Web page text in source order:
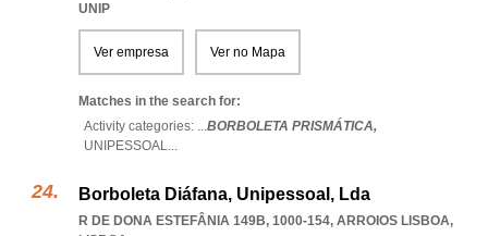
UNIP
Ver empresa Ver no Mapa
Matches in the search for:
Activity categories: ...BORBOLETA PRISMÁTICA,
UNIPESSOAL...
Borboleta Diáfana, Unipessoal, Lda
R DE DONA ESTEFÂNIA 149B, 1000-154, ARROIOS LISBOA,